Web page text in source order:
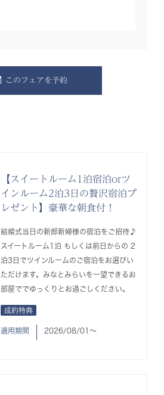
このフェアを予約
【スイートルーム1泊宿泊orツ
インルーム2泊3日の贅沢宿泊プ
レゼント】豪華な朝食付！
結婚式当日の新郎新婦様の宿泊をご招待♪
スイートルーム1泊 もしくは前日からの 2
泊3日でツインルームのご宿泊をお選びい
ただけます。みなとみらいを一望できるお
部屋ででゆっくりとお過ごしください。
成約特典
適用期間 2026/08/01〜